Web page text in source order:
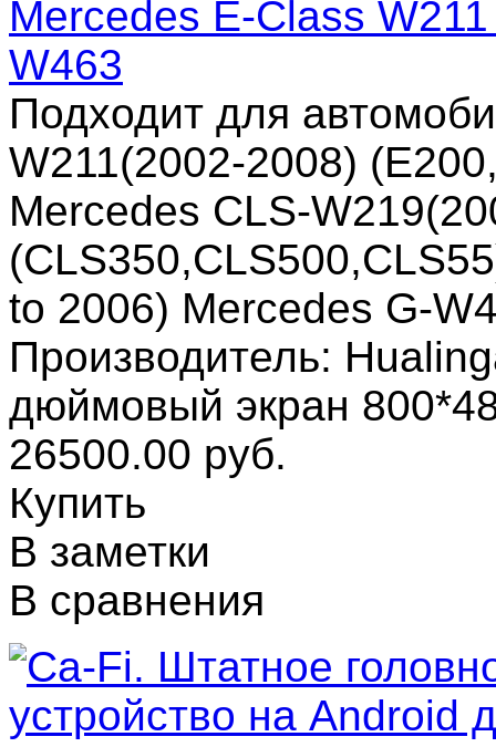
Mercedes E-Class
W463
Подходит для
W211(2002-2008)
Mercedes CLS-
to 2006) Mercedes G-
Производитель:
дюймовый экран
26500.00 руб.
Купить
В заметки
В сравнения